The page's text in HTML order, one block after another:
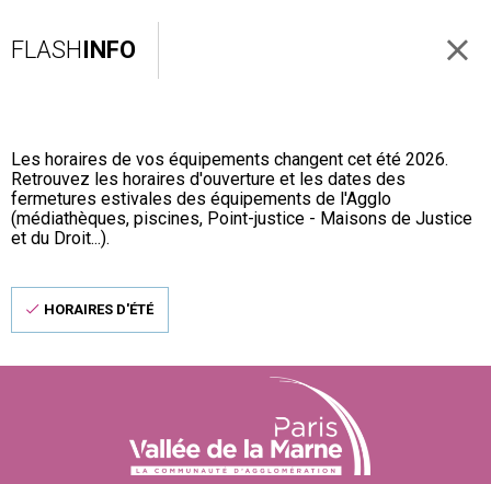
FLASHINFO
Les horaires de vos équipements changent cet été 2026.
Retrouvez les horaires d'ouverture et les dates des
fermetures estivales des équipements de l'Agglo
(médiathèques, piscines, Point-justice - Maisons de Justice
et du Droit...).
HORAIRES D'ÉTÉ